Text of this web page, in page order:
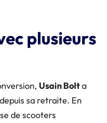
plusieurs
Usain Bolta
sa retraite. En
de scooters